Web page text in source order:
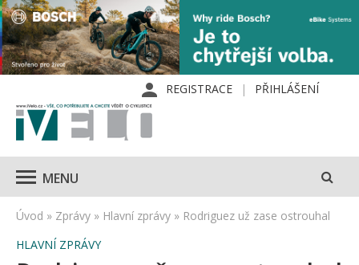
REGISTRACE PŘIHLÁŠENÍ
MENU
Úvod » Zprávy » Hlavní zprávy » Rodriguez už zase ostrouhal
HLAVNÍ ZPRÁVY